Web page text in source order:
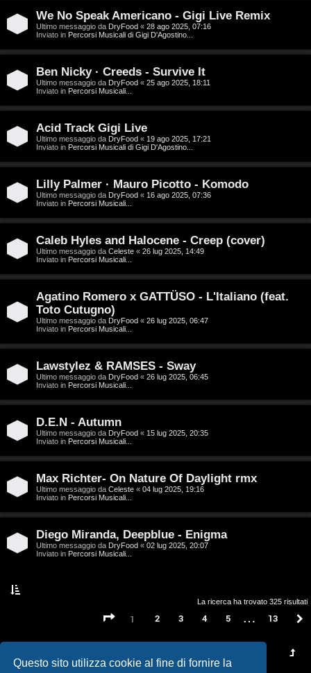
Questo sito utilizza cookie al fine di fornire la
i
C
e
r
c
a
F
A
Q
We No Speak Americano - Gigi Live Remix
Ultimo messaggio da DryFood « 28 ago 2025, 07:16
Inviato in Percorsi Musicali di Gigi D'Agostino...
Ben Nicky · Creeds - Survive It
Ultimo messaggio da DryFood « 25 ago 2025, 18:11
Inviato in Percorsi Musicali...
Acid Track Gigi Live
Ultimo messaggio da DryFood « 19 ago 2025, 17:21
Inviato in Percorsi Musicali di Gigi D'Agostino...
Lilly Palmer · Mauro Picotto - Komodo
Ultimo messaggio da DryFood « 16 ago 2025, 07:36
Inviato in Percorsi Musicali...
Caleb Hyles and Halocene - Creep (cover)
Ultimo messaggio da Celeste « 26 lug 2025, 14:49
Inviato in Percorsi Musicali...
Agatino Romero x GATTÜSO - L'Italiano (feat.
Toto Cutugno)
Ultimo messaggio da DryFood « 26 lug 2025, 06:47
Inviato in Percorsi Musicali...
Lawstylez & RAMSES - Sway
Ultimo messaggio da DryFood « 26 lug 2025, 06:45
Inviato in Percorsi Musicali...
D.E.N - Autumn
Ultimo messaggio da DryFood « 15 lug 2025, 20:35
Inviato in Percorsi Musicali...
Max Richter- On Nature Of Daylight rmx
Ultimo messaggio da Celeste « 04 lug 2025, 19:16
Inviato in Percorsi Musicali...
Diego Miranda, Deepblue - Enigma
Ultimo messaggio da DryFood « 02 lug 2025, 20:07
Inviato in Percorsi Musicali...
La ricerca ha trovato 325 risultati
Pagina di
1 2 3 4 5 … 13
:
C
D
/
V
i
n
i
l
i
/
D
g
i
t
a
S
t
o
r
e
:
G